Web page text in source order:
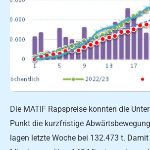
Die MATIF Rapspreise konnten die
Punkt die kurzfristige
lagen letzte Woche bei 132.473 t.